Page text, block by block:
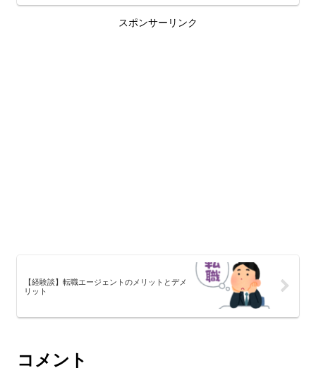
スポンサーリンク
【経験談】転職エージェントのメリットとデメ
リット
コメント